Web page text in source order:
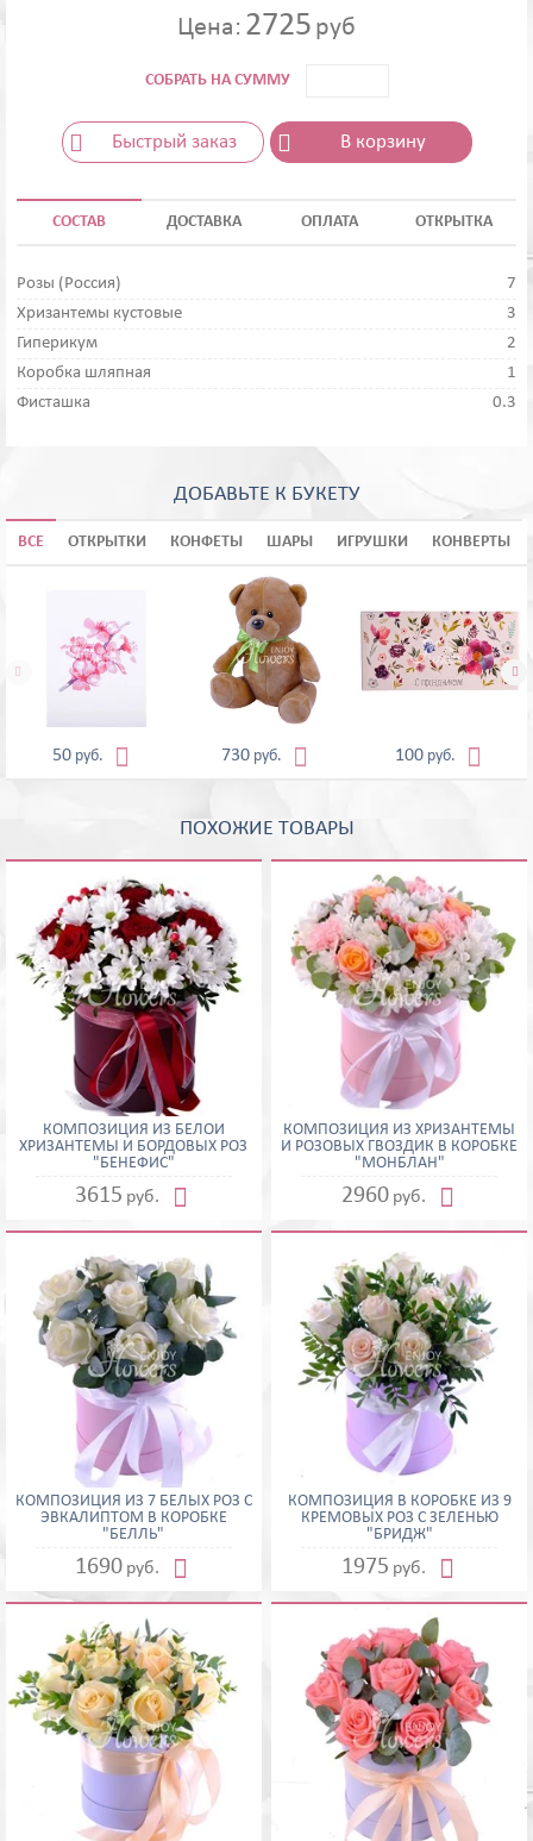
Цена: 2725 руб
СОБРАТЬ НА СУММУ
Быстрый заказ В корзину
СОСТАВ ДОСТАВКА ОПЛАТА ОТКРЫТКА
Розы (Россия)
7
Хризантемы кустовые
3
Гиперикум
2
Коробка шляпная
1
Фисташка
0.3
ДОБАВЬТЕ К БУКЕТУ
ВСЕ ОТКРЫТКИ КОНФЕТЫ ШАРЫ ИГРУШКИ КОНВЕРТЫ
50 руб.  730 руб.  100 руб. 
 
ПОХОЖИЕ ТОВАРЫ
КОМПОЗИЦИЯ ИЗ БЕЛОЙ
ХРИЗАНТЕМЫ И БОРДОВЫХ РОЗ
"БЕНЕФИС"
3615 руб. 
КОМПОЗИЦИЯ ИЗ ХРИЗАНТЕМЫ
И РОЗОВЫХ ГВОЗДИК В КОРОБКЕ
"МОНБЛАН"
2960 руб. 
КОМПОЗИЦИЯ ИЗ 7 БЕЛЫХ РОЗ С
ЭВКАЛИПТОМ В КОРОБКЕ
"БЕЛЛЬ"
1690 руб. 
КОМПОЗИЦИЯ В КОРОБКЕ ИЗ 9
КРЕМОВЫХ РОЗ С ЗЕЛЕНЬЮ
"БРИДЖ"
1975 руб. 